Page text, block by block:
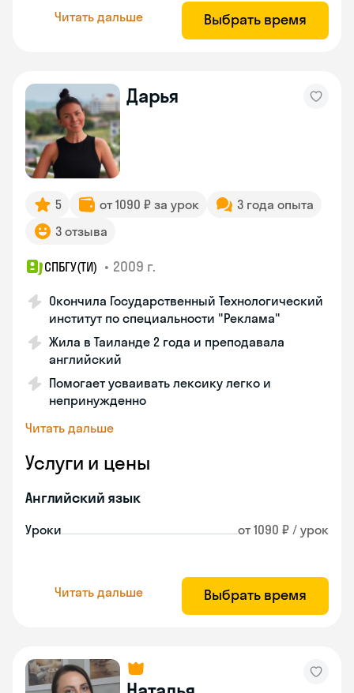
Читать дальше Выбрать время
Дарья
5 от 1090 ₽ за урок
3 года опыта
3 отзыва
СПБГУ(ТИ) • 2009 г.
Окончила Государственный Технологический
институт по специальности "Реклама"
Жила в Таиланде 2 года и преподавала
английский
Помогает усваивать лексику легко и
непринужденно
Читать дальше
Услуги и цены
Английский язык
Уроки от 1090 ₽ / урок
Читать дальше Выбрать время